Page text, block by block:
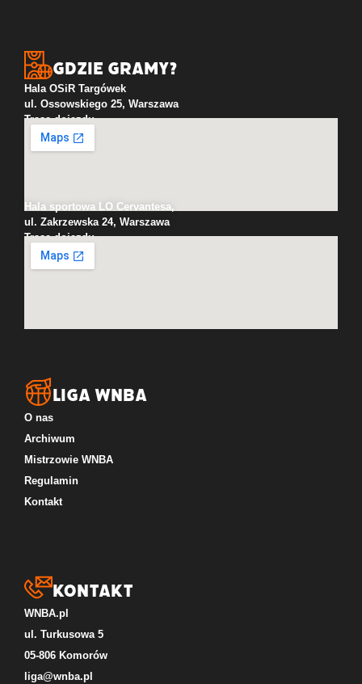
Gdzie gramy?
Hala OSiR Targówek
ul. Ossowskiego 25, Warszawa
Trasa dojazdu
Hala sportowa LO Cervantesa,
ul. Zakrzewska 24, Warszawa
Trasa dojazdu
LIGA WNBA
O nas
Archiwum
Mistrzowie WNBA
Regulamin
Kontakt
Kontakt
WNBA.pl
ul. Turkusowa 5
05-806 Komorów
liga@wnba.pl